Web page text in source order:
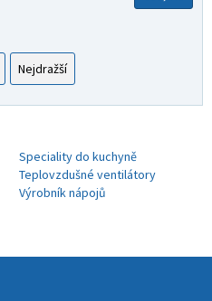
Nejdražší
Speciality do kuchyně
Teplovzdušné ventilátory
Výrobník nápojů